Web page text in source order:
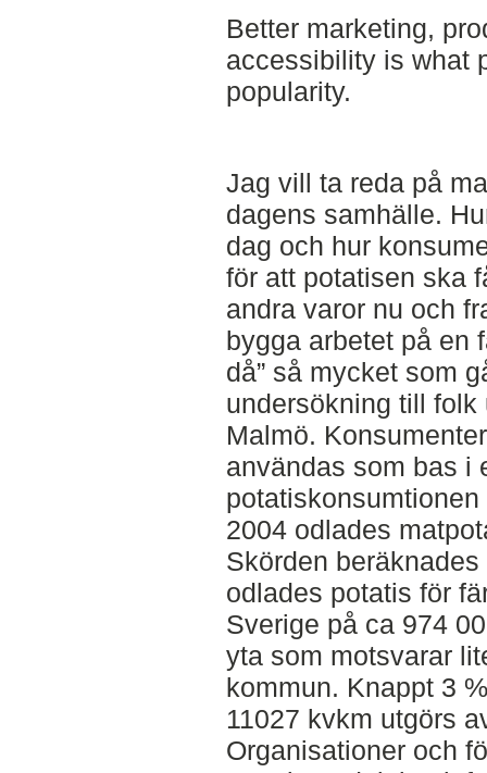
Better marketing,
accessibility is what
popularity.
Jag vill ta reda på
dagens samhälle.
dag och hur
för att potatisen ska
andra varor nu och
bygga arbetet på en
då” så mycket som
undersökning till
Malmö.
användas som bas i
2004 odlades
Skörden
odlades potatis för
Sverige på ca 974
yta som motsvarar
kommun. Knappt 3
11027 kvkm utgörs
Organisationer och